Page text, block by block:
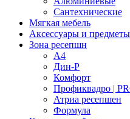
Сантехнические
Мягкая мебель
Аксессуары и предметы
Зона ресепшн
А4
Дин-Р
Комфорт
Профиквадро |
Атриа ресепшен
Формула